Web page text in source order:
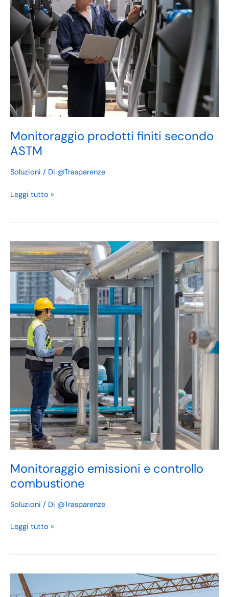
Monitoraggio prodotti finiti secondo
ASTM
Soluzioni / Di @Trasparenze
Leggi tutto »
Monitoraggio emissioni e controllo
combustione
Soluzioni / Di @Trasparenze
Monitoraggio
emissioni
e
controllo
combustione
Leggi tutto »
Impianti